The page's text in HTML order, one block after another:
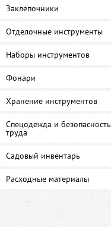
Заклепочники
Отделочные инструменты
Наборы инструментов
Фонари
Хранение инструментов
Спецодежда и безопасность
труда
Садовый инвентарь
Расходные материалы